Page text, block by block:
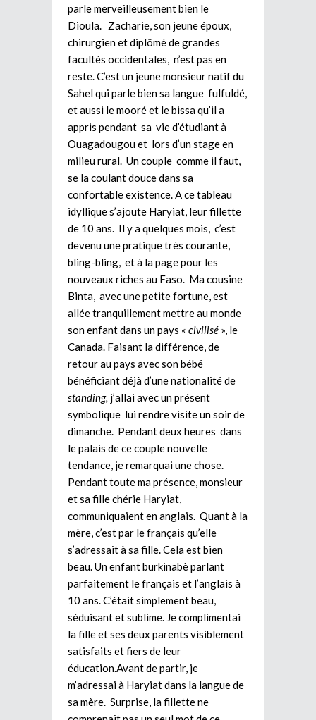
parle merveilleusement bien le
Dioula. Zacharie, son jeune époux,
chirurgien et diplômé de grandes
facultés occidentales, n’est pas en
reste. C’est un jeune monsieur natif du
Sahel qui parle bien sa langue fulfuldé,
et aussi le mooré et le bissa qu’il a
appris pendant sa vie d’étudiant à
Ouagadougou et lors d’un stage en
milieu rural. Un couple comme il faut,
se la coulant douce dans sa
confortable existence. A ce tableau
idyllique s’ajoute Haryiat, leur fillette
de 10 ans. Il y a quelques mois, c’est
devenu une pratique très courante,
bling-bling, et à la page pour les
nouveaux riches au Faso. Ma cousine
Binta, avec une petite fortune, est
allée tranquillement mettre au monde
son enfant dans un pays « civilisé », le
Canada. Faisant la différence, de
retour au pays avec son bébé
bénéficiant déjà d’une nationalité de
standing, j’allai avec un présent
symbolique lui rendre visite un soir de
dimanche. Pendant deux heures dans
le palais de ce couple nouvelle
tendance, je remarquai une chose.
Pendant toute ma présence, monsieur
et sa fille chérie Haryiat,
communiquaient en anglais. Quant à la
mère, c’est par le français qu’elle
s’adressait à sa fille. Cela est bien
beau. Un enfant burkinabè parlant
parfaitement le français et l’anglais à
10 ans. C’était simplement beau,
séduisant et sublime. Je complimentai
la fille et ses deux parents visiblement
satisfaits et fiers de leur
éducation.Avant de partir, je
m’adressai à Haryiat dans la langue de
sa mère. Surprise, la fillette ne